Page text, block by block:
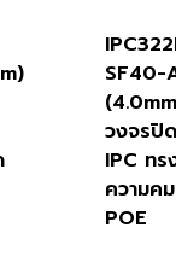
SF40-
วงจรปิ
IPC ทร
ความค
POE